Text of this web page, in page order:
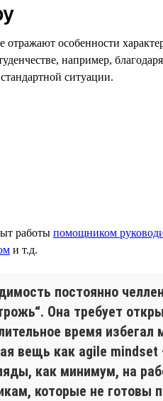
отражают особенности
например,
ситуации.
работы помощником
и т.д.
постоянно
Она требует
время
вещь как agile
как минимум, на
которые не готовы